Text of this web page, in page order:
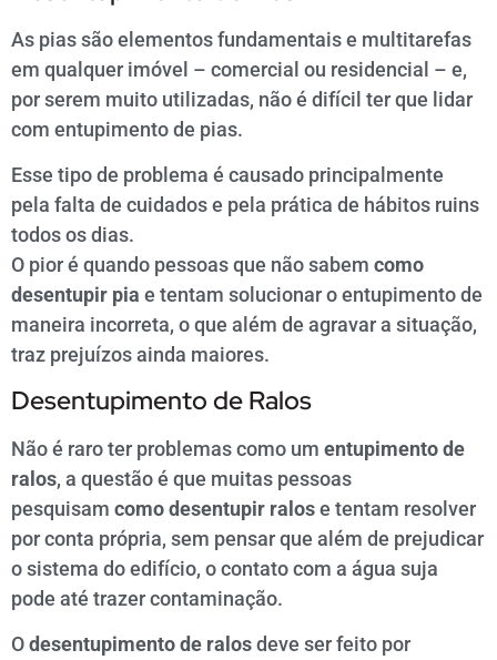
As pias são elementos fundamentais e multitarefas
em qualquer imóvel – comercial ou residencial – e,
por serem muito utilizadas, não é difícil ter que lidar
com entupimento de pias.
Esse tipo de problema é causado principalmente
pela falta de cuidados e pela prática de hábitos ruins
todos os dias.
O pior é quando pessoas que não sabem como
desentupir pia e tentam solucionar o entupimento de
maneira incorreta, o que além de agravar a situação,
traz prejuízos ainda maiores.
Desentupimento de Ralos
Não é raro ter problemas como um entupimento de
ralos, a questão é que muitas pessoas
pesquisam como desentupir ralose tentam resolver
por conta própria, sem pensar que além de prejudicar
o sistema do edifício, o contato com a água suja
pode até trazer contaminação.
Odesentupimento de ralosdeve ser feito por